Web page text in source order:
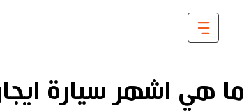
ما هي اشهر سيارة